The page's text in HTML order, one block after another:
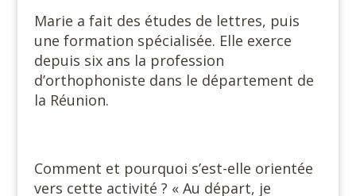
Marie a fait des études de lettres, puis
une formation spécialisée. Elle exerce
depuis six ans la profession
d’orthophoniste dans le département de
la Réunion.
Comment et pourquoi s’est-elle orientée
vers cette activité ? « Au départ, je